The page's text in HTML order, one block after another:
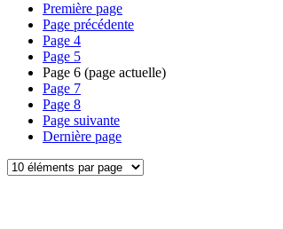
Première page
Page précédente
Page 4
Page 5
Page 6 (page actuelle)
Page 7
Page 8
Page suivante
Dernière page